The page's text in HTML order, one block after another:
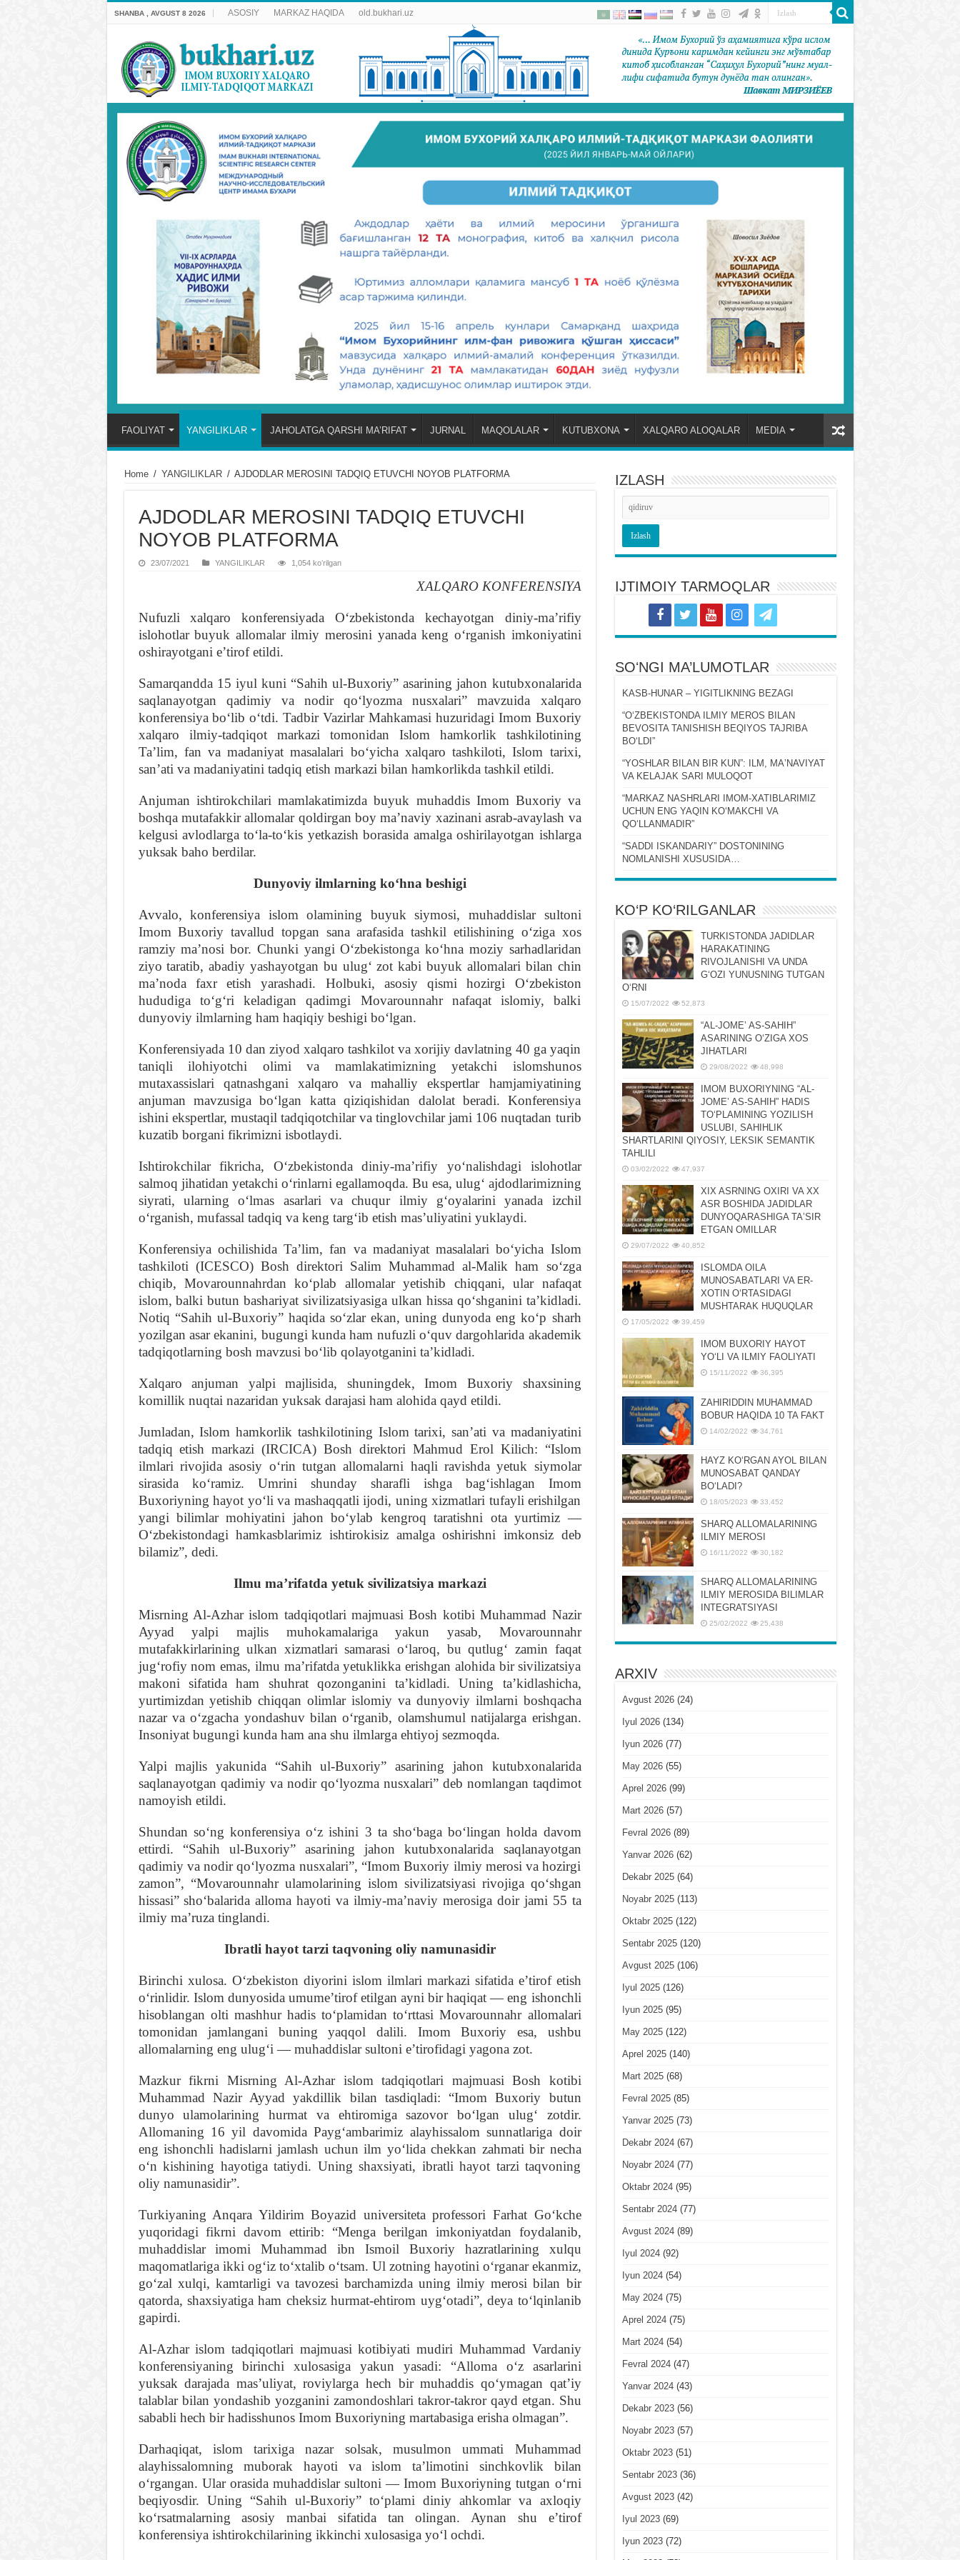
SHANBA , AVGUST 8 2026 ASOSIY MARKAZ HAQIDA old.bukhari.uz
FAOLIYAT YANGILIKLAR JAHOLATGA QARSHI MA’RIFAT JURNAL MAQOLALAR KUTUBXONA XALQARO ALOQALAR MEDIA
Home / YANGILIKLAR / AJDODLAR MЕROSINI TADQIQ ETUVCHI NOYOB PLATFORMA
AJDODLAR MЕROSINI TADQIQ ETUVCHI
NOYOB PLATFORMA
23/07/2021 YANGILIKLAR 1,054 koʻrilgan
XALQARO KONFЕRЕNSIYA
Nufuzli xalqaro konferensiyada Oʻzbekistonda kechayotgan diniy-maʼrifiy
islohotlar buyuk allomalar ilmiy merosini yanada keng oʻrganish imkoniyatini
oshirayotgani eʼtirof etildi.
Samarqandda 15 iyul kuni “Sahih ul-Buxoriy” asarining jahon kutubxonalarida
saqlanayotgan qadimiy va nodir qoʻlyozma nusxalari” mavzuida xalqaro
konferensiya boʻlib oʻtdi. Tadbir Vazirlar Mahkamasi huzuridagi Imom Buxoriy
xalqaro ilmiy-tadqiqot markazi tomonidan Islom hamkorlik tashkilotining
Taʼlim, fan va madaniyat masalalari boʻyicha xalqaro tashkiloti, Islom tarixi,
sanʼati va madaniyatini tadqiq etish mar­kazi bilan hamkorlikda tashkil etildi.
Anjuman ishtirokchilari mamlakatimizda buyuk muhaddis Imom Buxoriy va
boshqa mutafakkir allomalar qoldirgan boy maʼnaviy xazinani asrab-avaylash va
kelgusi avlodlarga toʻla-toʻkis yetkazish borasida amalga oshirilayotgan ishlarga
yuksak baho berdilar.
Dunyoviy ilmlarning koʻhna beshigi
Avvalo, konferensiya islom olamining buyuk siymosi, muhaddislar sultoni
Imom Buxoriy tavallud topgan sana arafasida tashkil etilishining oʻziga xos
ramziy maʼnosi bor. Chunki yangi Oʻzbekistonga koʻhna moziy sarhadlaridan
ziyo taratib, abadiy yashayotgan bu ulugʻ zot kabi buyuk allomalari bilan chin
maʼnoda faxr etish yarashadi. Holbuki, asosiy qismi hozirgi Oʻzbekiston
hududiga toʻgʻri keladigan qadimgi Movarounnahr nafaqat islomiy, balki
dunyoviy ilmlarning ham haqiqiy beshigi boʻlgan.
Konferensiyada 10 dan ziyod xalqaro tashkilot va xorijiy davlatning 40 ga yaqin
taniqli ilohiyotchi olimi va mamlakatimizning yetakchi islomshunos
mutaxassislari qatnashgani xalqaro va mahalliy ekspertlar hamjamiyatining
anjuman mavzusiga boʻlgan katta qiziqishidan dalolat beradi. Konferensiya
ishini ekspertlar, mustaqil tadqiqotchilar va tinglovchilar jami 106 nuqtadan turib
kuzatib borgani fikrimizni isbotlaydi.
Ishtirokchilar fikricha, Oʻzbekistonda diniy-maʼrifiy yoʻnalishdagi islohotlar
salmoq jihatidan yetakchi oʻrinlarni egallamoqda. Bu esa, ulugʻ ajdodlarimizning
siyrati, ularning oʻlmas asarlari va chuqur ilmiy gʻoyalarini yanada izchil
oʻrganish, mufassal tadqiq va keng targʻib etish masʼuliyatini yuklaydi.
Konferensiya ochilishida Taʼlim, fan va madaniyat masalalari boʻyicha Islom
tashkiloti (ICESCO) Bosh direktori Salim Muhammad al-Malik ham soʻzga
chiqib, Movarounnahrdan koʻplab allomalar yetishib chiqqani, ular nafaqat
islom, bal­ki butun bashariyat sivilizatsiyasiga ulkan hissa qoʻshganini taʼkidladi.
Notiq “Sahih ul-Buxoriy” haqida soʻzlar ekan, uning dunyoda eng koʻp sharh
yozilgan asar ekanini, bugungi kunda ham nufuzli oʻquv dargohlarida akademik
tadqiqotlarning bosh mavzusi boʻlib qolayotganini taʼkidladi.
Xalqaro anjuman yalpi majlisida, shuningdek, Imom Buxoriy shaxsining
komillik nuqtai nazaridan yuksak darajasi ham alohida qayd etildi.
Jumladan, Islom hamkorlik tashkilotining Islom tarixi, sanʼati va madaniyatini
tadqiq etish markazi (IRCICA) Bosh direktori Mahmud Erol Kilich: “Islom
ilmlari rivojida asosiy oʻrin tutgan allomalarni haqli ravishda yetuk siymolar
sirasida koʻramiz. Umrini shunday sharafli ishga bagʻishlagan Imom
Buxoriyning hayot yoʻli va mashaqqatli ijodi, uning xizmatlari tufayli erishilgan
yangi bilimlar mohiyatini jahon boʻylab kengroq taratishni ota yurtimiz —
Oʻzbekistondagi hamkasblarimiz ishtirokisiz amalga oshirishni imkonsiz deb
bilamiz”, dedi.
Ilmu maʼrifatda yetuk sivilizatsiya markazi
Misrning Al-Azhar islom tadqiqotlari majmuasi Bosh kotibi Muhammad Nazir
Ayyad yalpi majlis muhokamalariga yakun yasab, Movarounnahr
mutafakkirlarining ulkan xizmatlari samarasi oʻlaroq, bu qutlugʻ zamin faqat
jugʻrofiy nom emas, ilmu maʼrifatda yetuklikka erishgan alohida bir sivilizatsiya
makoni sifatida ham shuhrat qozonganini taʼkidladi. Uning taʼkidlashicha,
yurtimizdan yetishib chiqqan olimlar islomiy va dunyoviy ilmlarni boshqacha
nazar va oʻzgacha yondashuv bilan oʻrganib, olamshumul natijalarga erishgan.
Insoniyat bugungi kunda ham ana shu ilmlarga ehtiyoj sezmoqda.
Yalpi majlis yakunida “Sahih ul-Buxoriy” asarining jahon kutubxonalarida
saqlanayotgan qadimiy va nodir qoʻlyozma nusxalari” deb nomlangan taqdimot
namoyish etildi.
Shundan soʻng konferensiya oʻz ishini 3 ta shoʻbaga boʻlingan holda davom
ettirdi. “Sahih ul-Buxoriy” asarining jahon kutubxonalarida saqlanayotgan
qadimiy va nodir qoʻlyozma nusxalari”, “Imom Buxoriy ilmiy merosi va hozirgi
zamon”, “Movarounnahr ulamolarining islom sivilizatsiyasi rivojiga qoʻshgan
hissasi” shoʻbalarida alloma hayoti va ilmiy-maʼnaviy merosiga doir jami 55 ta
ilmiy maʼruza tinglandi.
Ibratli hayot tarzi taqvoning oliy namunasidir
Birinchi xulosa. Oʻzbekiston diyorini islom ilmlari markazi sifatida eʼtirof etish
oʻrinlidir. Islom dunyosida umumeʼtirof etilgan ayni bir haqiqat — eng ishonchli
hisoblangan olti mashhur hadis toʻplamidan toʻrttasi Movarounnahr allomalari
tomonidan jamlangani buning yaqqol dalili. Imom Buxoriy esa, ushbu
allomalarning eng ulugʻi — muhaddislar sultoni eʼtirofidagi yagona zot.
Mazkur fikrni Misrning Al-Azhar islom tadqiqotlari majmuasi Bosh kotibi
Muhammad Nazir Ayyad yakdillik bilan tasdiqladi: “Imom Buxoriy butun
dunyo ulamolarining hurmat va ehtiromiga sazovor boʻlgan ulugʻ zotdir.
Allomaning 16 yil davomida Paygʻambarimiz alayhissalom sunnatlariga doir
eng ishonchli hadislarni jamlash uchun ilm yoʻlida chekkan zahmati bir necha
oʻn kishining hayotiga tatiydi. Uning shaxsiyati, ibratli hayot tarzi taqvoning
oliy namunasidir”.
Turkiyaning Anqara Yildirim Boyazid universi­teta professori Farhat Goʻkche
yuqoridagi fikrni davom ettirib: “Menga berilgan imkoniyatdan foydalanib,
muhaddislar imomi Muhammad ibn Ismoil Buxoriy hazratlarining xulqu
maqomatlariga ikki ogʻiz toʻxtalib oʻtsam. Ul zotning hayotini oʻrganar ekanmiz,
goʻzal xulqi, kamtarligi va tavozesi barchamizda uning ilmiy merosi bilan bir
qatorda, shaxsiyatiga ham cheksiz hurmat-ehtirom uygʻotadi”, deya toʻlqinlanib
gapirdi.
Al-Azhar islom tadqiqotlari majmuasi kotibiyati mudiri Muhammad Vardaniy
konferensiyaning birinchi xulosasiga yakun yasadi: “Alloma oʻz asarlarini
yuksak darajada masʼuliyat, roviylarga hech bir muhaddis qoʻymagan qatʼiy
talablar bilan yondashib yozganini zamondoshlari takror-takror qayd etgan. Shu
sababli hech bir hadisshunos Imom Buxoriyning martabasiga erisha olmagan”.
Darhaqiqat, islom tarixiga nazar solsak, musulmon ummati Muhammad
alayhissalomning muborak hayoti va islom taʼlimotini sinchkovlik bilan
oʻrgangan. Ular orasida muhaddislar sultoni — Imom Buxoriyning tutgan oʻrni
beqiyosdir. Uning “Sahih ul-Buxoriy” toʻplami diniy ahkomlar va axloqiy
koʻrsatmalarning asosiy manbai sifatida tan olingan. Aynan shu eʼtirof
konferensiya ishtirokchilarining ikkinchi xulosasiga yoʻl ochdi.
IZLASH
IJTIMOIY TARMOQLAR
SOʻNGI MA’LUMOTLAR
KASB-HUNAR – YIGITLIKNING BEZAGI
“OʻZBEKISTONDA ILMIY MEROS BILAN
BEVOSITA TANISHISH BEQIYOS TAJRIBA
BOʻLDI”
“YOSHLAR BILAN BIR KUN”: ILM, MAʼNAVIYAT
VA KELAJAK SARI MULOQOT
“MARKAZ NASHRLARI IMOM-XATIBLARIMIZ
UCHUN ENG YAQIN KOʻMAKCHI VA
QOʻLLANMADIR”
“SADDI ISKANDARIY” DOSTONINING
NOMLANISHI XUSUSIDA…
KO‘P KO‘RILGANLAR
TURKISTONDA JADIDLAR
HARAKATINING
RIVOJLANISHI VA UNDA
GʻOZI YUNUSNING TUTGAN
OʻRNI
15/07/2022 52,873
“AL-JOMEʼ AS-SAHIH”
ASARINING OʻZIGA XOS
JIHATLARI
29/08/2022 48,998
IMOM BUXORIYNING “AL-
JOMEʼ AS-SAHIH” HADIS
TOʻPLAMINING YOZILISH
USLUBI, SAHIHLIK
SHARTLARINI QIYOSIY, LЕKSIK SЕMANTIK
TAHLILI
03/02/2022 47,937
XIX ASRNING OXIRI VA XX
ASR BOSHIDA JADIDLAR
DUNYOQARASHIGA TAʼSIR
ETGAN OMILLAR
29/07/2022 40,852
ISLOMDA OILA
MUNOSABATLARI VA ER-
XOTIN OʻRTASIDAGI
MUSHTARAK HUQUQLAR
17/05/2022 39,459
IMOM BUXORIY HAYOT
YOʻLI VA ILMIY FAOLIYATI
15/11/2022 36,395
ZAHIRIDDIN MUHAMMAD
BOBUR HAQIDA 10 TA FAKT
14/02/2022 34,761
HAYZ KOʻRGAN AYOL BILAN
MUNOSABAT QANDAY
BOʻLADI?
18/05/2023 33,452
SHARQ ALLOMALARINING
ILMIY MEROSI
16/11/2022 30,182
SHARQ ALLOMALARINING
ILMIY MЕROSIDA BILIMLAR
INTЕGRATSIYASI
25/02/2022 25,438
ARXIV
Avgust 2026(24)
Iyul 2026(134)
Iyun 2026(77)
May 2026(55)
Aprel 2026(99)
Mart 2026(57)
Fevral 2026(89)
Yanvar 2026(62)
Dekabr 2025(64)
Noyabr 2025(113)
Oktabr 2025(122)
Sentabr 2025(120)
Avgust 2025(106)
Iyul 2025(126)
Iyun 2025(95)
May 2025(122)
Aprel 2025(140)
Mart 2025(68)
Fevral 2025(85)
Yanvar 2025(73)
Dekabr 2024(67)
Noyabr 2024(77)
Oktabr 2024(95)
Sentabr 2024(77)
Avgust 2024(89)
Iyul 2024(92)
Iyun 2024(54)
May 2024(75)
Aprel 2024(75)
Mart 2024(54)
Fevral 2024(47)
Yanvar 2024(43)
Dekabr 2023(56)
Noyabr 2023(57)
Oktabr 2023(51)
Sentabr 2023(36)
Avgust 2023(42)
Iyul 2023(69)
Iyun 2023(72)